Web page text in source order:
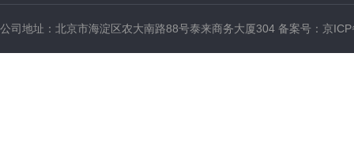
公司地址：北京市海淀区农大南路88号泰来商务大厦304 备案号： 京